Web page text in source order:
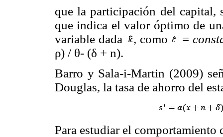
que la participación del capital,
que indica el valor óptimo de
variable dada
, como =
ρ) / θ- (δ + n).
Barro y Sala-i-Martin (2009)
Douglas, la tasa de ahorro del
Para estudiar el comportamiento